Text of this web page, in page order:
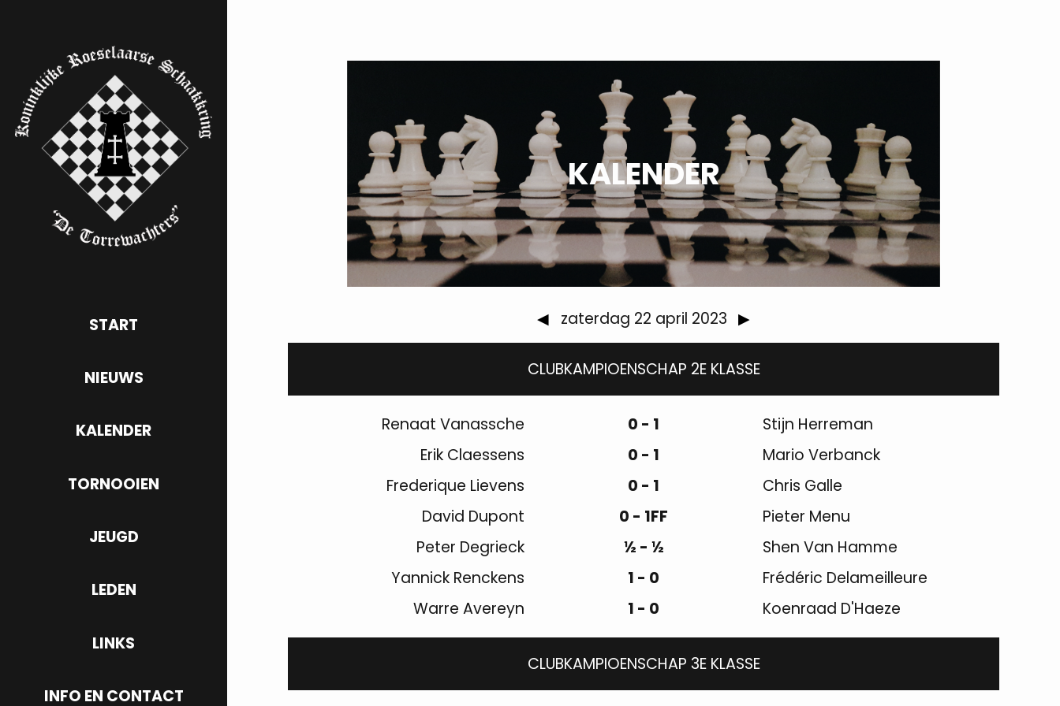
START
NIEUWS
KALENDER
TORNOOIEN
JEUGD
LEDEN
LINKS
INFO EN CONTACT
KALENDER
◀ zaterdag 22 april 2023 ▶
CLUBKAMPIOENSCHAP 2E KLASSE
Renaat Vanassche 0 - 1
Stijn Herreman
Erik Claessens
0 - 1
Mario Verbanck
Frederique Lievens
0 - 1
Chris Galle
David Dupont
0 - 1FF
Pieter Menu
Peter Degrieck
½ - ½
Shen Van Hamme
Yannick Renckens
1 - 0
Frédéric Delameilleure
Warre Avereyn
1 - 0 Koenraad D'Haeze
CLUBKAMPIOENSCHAP 3E KLASSE